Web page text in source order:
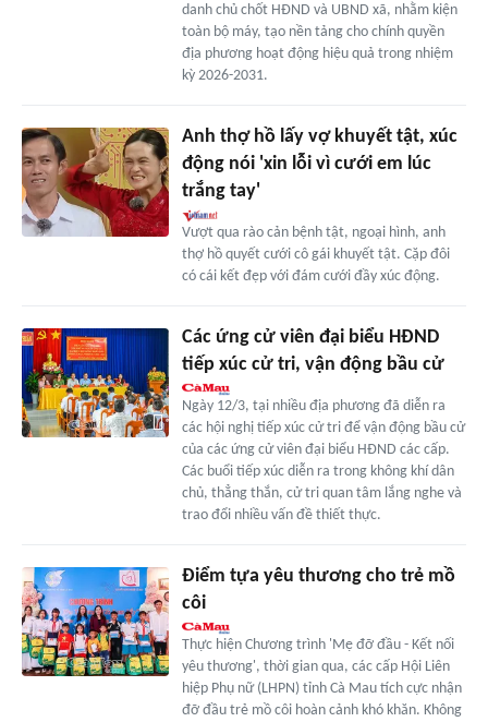
danh chủ chốt HĐND và UBND xã, nhằm kiện
toàn bộ máy, tạo nền tảng cho chính quyền
địa phương hoạt động hiệu quả trong nhiệm
kỳ 2026-2031.
Anh thợ hồ lấy vợ khuyết tật, xúc
động nói 'xin lỗi vì cưới em lúc
trắng tay'
Vượt qua rào cản bệnh tật, ngoại hình, anh
thợ hồ quyết cưới cô gái khuyết tật. Cặp đôi
có cái kết đẹp với đám cưới đầy xúc động.
Các ứng cử viên đại biểu HĐND
tiếp xúc cử tri, vận động bầu cử
Ngày 12/3, tại nhiều địa phương đã diễn ra
các hội nghị tiếp xúc cử tri để vận động bầu cử
của các ứng cử viên đại biểu HĐND các cấp.
Các buổi tiếp xúc diễn ra trong không khí dân
chủ, thẳng thắn, cử tri quan tâm lắng nghe và
trao đổi nhiều vấn đề thiết thực.
Ðiểm tựa yêu thương cho trẻ mồ
côi
Thực hiện Chương trình 'Mẹ đỡ đầu - Kết nối
yêu thương', thời gian qua, các cấp Hội Liên
hiệp Phụ nữ (LHPN) tỉnh Cà Mau tích cực nhận
đỡ đầu trẻ mồ côi hoàn cảnh khó khăn. Không